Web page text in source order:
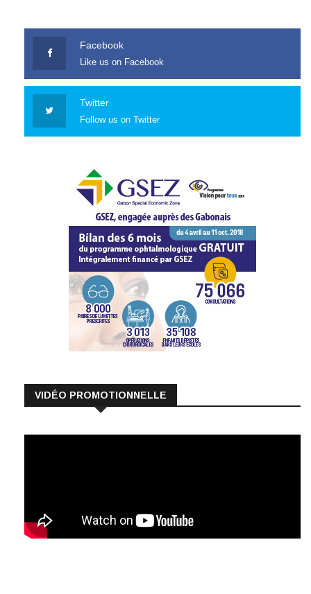
Facebook
Like us on Facebook
Twitter
Follow us on Twitter
VIDÉO PROMOTIONNELLE